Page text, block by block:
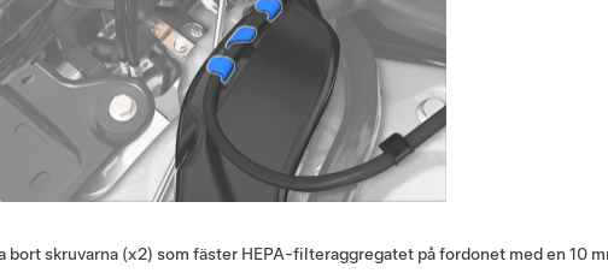
bort skruvarna (x2) som fäster HEPA-filteraggregatet på fordonet med en 10